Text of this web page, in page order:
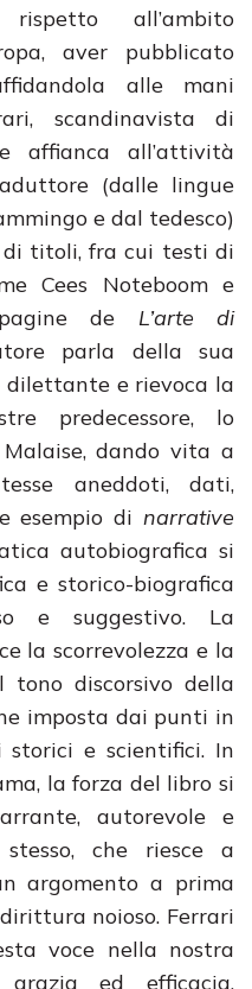
all’ambito
aver pubblicato
alle mani
scandinavista di
affianca all’attività
(dalle lingue
e dal tedesco)
titoli, fra cui testi di
Cees Noteboom e
de L’arte di
parla della sua
dilettante e rievoca la
predecessore, lo
dando vita a
aneddoti, dati,
esempio di narrative
autobiografica si
e storico-biografica
e suggestivo. La
la scorrevolezza e la
tono discorsivo della
imposta dai punti in
e scientifici. In
la forza del libro si
autorevole e
che riesce a
argomento a prima
noioso. Ferrari
voce nella nostra
ed efficacia,